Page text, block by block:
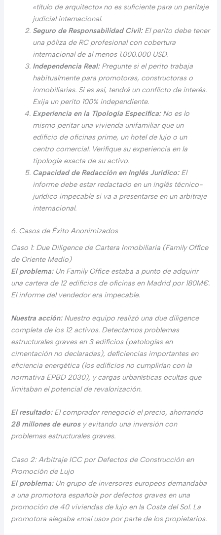
«título de arquitecto» no es suficiente para un peritaje
judicial internacional.
Seguro de Responsabilidad Civil:El perito debe tener
una póliza de RC profesional con cobertura
internacional de al menos 1.000.000 USD.
Independencia Real:Pregunte si el perito trabaja
habitualmente para promotoras, constructoras o
inmobiliarias. Si es así, tendrá un conflicto de interés.
Exija un perito 100% independiente.
Experiencia en la Tipología Específica:No es lo
mismo peritar una vivienda unifamiliar que un
edificio de oficinas prime, un hotel de lujo o un
centro comercial. Verifique su experiencia en la
tipología exacta de su activo.
Capacidad de Redacción en Inglés Jurídico:El
informe debe estar redactado en un inglés técnico-
jurídico impecable si va a presentarse en un arbitraje
internacional.
6. Casos de Éxito Anonimizados
Caso 1: Due Diligence de Cartera Inmobiliaria (Family Office
de Oriente Medio)
El problema:Un Family Office estaba a punto de adquirir
una cartera de 12 edificios de oficinas en Madrid por 180M€.
El informe del vendedor era impecable.
Nuestra acción:Nuestro equipo realizó una due diligence
completa de los 12 activos. Detectamos problemas
estructurales graves en 3 edificios (patologías en
cimentación no declaradas), deficiencias importantes en
eficiencia energética (los edificios no cumplirían con la
normativa EPBD 2030), y cargas urbanísticas ocultas que
limitaban el potencial de revalorización.
El resultado:El comprador renegoció el precio, ahorrando
28 millones de eurosy evitando una inversión con
problemas estructurales graves.
Caso 2: Arbitraje ICC por Defectos de Construcción en
Promoción de Lujo
El problema:Un grupo de inversores europeos demandaba
a una promotora española por defectos graves en una
promoción de 40 viviendas de lujo en la Costa del Sol. La
promotora alegaba «mal uso» por parte de los propietarios.